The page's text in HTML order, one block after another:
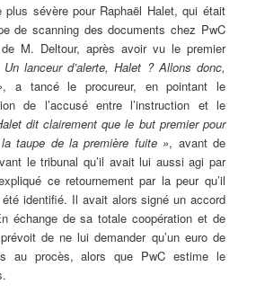
plus sévère pour Raphaël Halet, qui était
de scanning des documents chez PwC
M. Deltour, après avoir vu le premier
Un lanceur d’alerte, Halet ? Allons donc,
, a tancé le procureur, en pointant le
de l’accusé entre l’instruction et le
dit clairement que le but premier pour
taupe de la première fuite », avant de
le tribunal qu’il avait lui aussi agi par
ce retournement par la peur qu’il
identifié. Il avait alors signé un accord
échange de sa totale coopération et de
de ne lui demander qu’un euro de
au procès, alors que PwC estime le